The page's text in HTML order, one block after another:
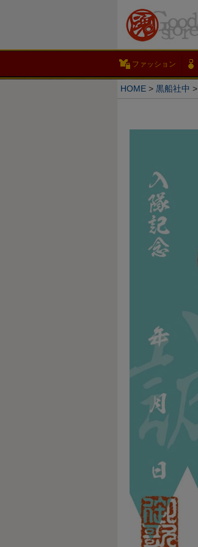
ファッション
HOME 黒船社中